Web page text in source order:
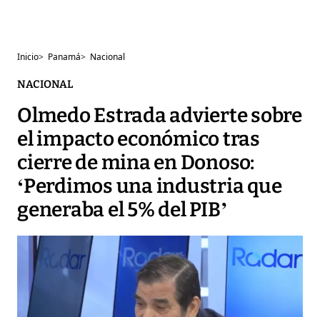
Inicio> Panamá> Nacional
NACIONAL
Olmedo Estrada advierte sobre
el impacto económico tras
cierre de mina en Donoso:
‘Perdimos una industria que
generaba el 5% del PIB’